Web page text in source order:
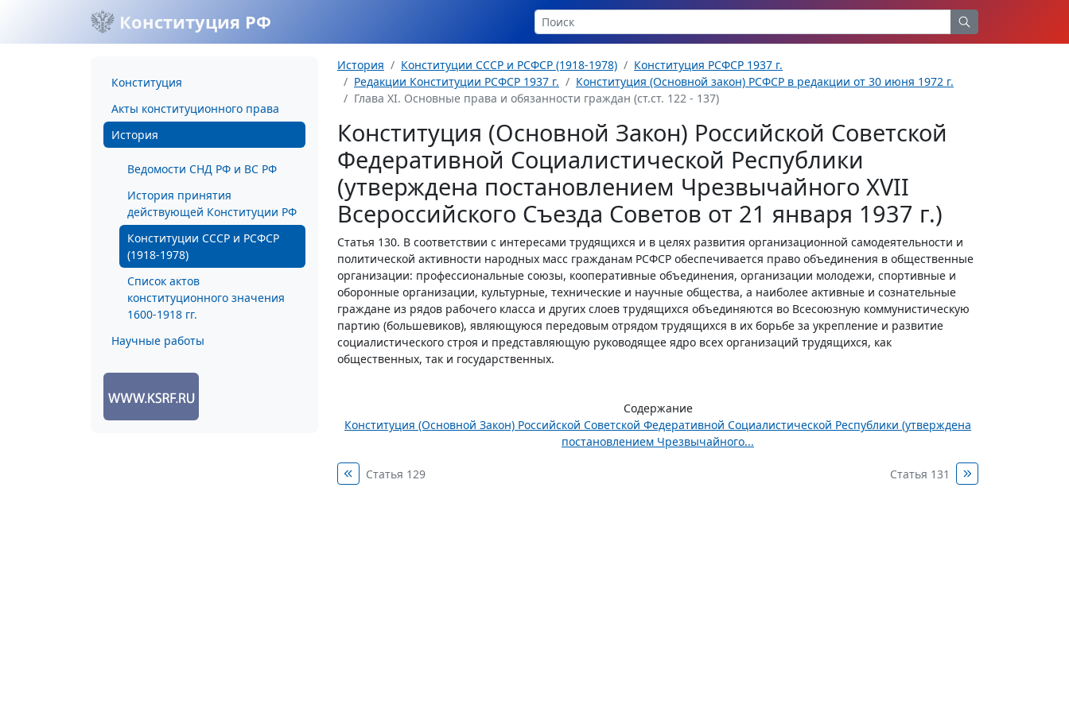
Конституция РФ
Конституция
Акты конституционного права
История
Ведомости СНД РФ и ВС РФ
История принятия
действующей Конституции РФ
Конституции СССР и РСФСР
(1918-1978)
Список актов
конституционного значения
1600-1918 гг.
Научные работы
История Конституции СССР и РСФСР (1918-1978)
Конституция РСФСР 1937 г.
Редакции Конституции РСФСР 1937 г.
Конституция (Основной закон) РСФСР в редакции от 30 июня 1972 г.
Глава XI. Основные права и обязанности граждан (ст.ст. 122 - 137)
Конституция (Основной Закон) Российской Советской
Федеративной Социалистической Республики
(утверждена постановлением Чрезвычайного XVII
Всероссийского Съезда Советов от 21 января 1937 г.)
Статья 130. В соответствии с интересами трудящихся и в целях развития организационной самодеятельности и
политической активности народных масс гражданам РСФСР обеспечивается право объединения в общественные
организации: профессиональные союзы, кооперативные объединения, организации молодежи, спортивные и
оборонные организации, культурные, технические и научные общества, а наиболее активные и сознательные
граждане из рядов рабочего класса и других слоев трудящихся объединяются во Всесоюзную коммунистическую
партию (большевиков), являющуюся передовым отрядом трудящихся в их борьбе за укрепление и развитие
социалистического строя и представляющую руководящее ядро всех организаций трудящихся, как
общественных, так и государственных.
Содержание
Конституция (Основной Закон) Российской Советской Федеративной Социалистической Республики (утверждена
постановлением Чрезвычайного...
Статья 129 Статья 131